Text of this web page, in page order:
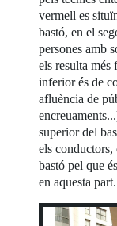
vermell es
bastó, en el
persones amb
els resulta
inferior és de
afluència de
superior del
els
bastó pel que
en aquesta part.